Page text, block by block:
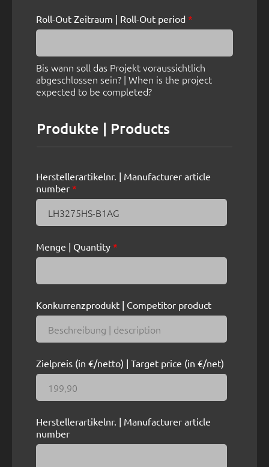
Roll-Out Zeitraum | Roll-Out period *
Bis wann soll das Projekt voraussichtlich
abgeschlossen sein? | When is the project
expected to be completed?
Produkte | Products
Herstellerartikelnr. | Manufacturer article
number *
Menge | Quantity *
Konkurrenzprodukt | Competitor product
Zielpreis (in €/netto) | Target price (in €/net)
Herstellerartikelnr. | Manufacturer article
number